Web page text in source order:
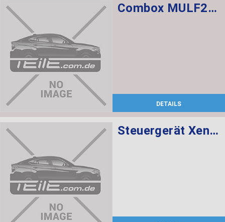
Combox MULF2 High Basis SVS
DETAILS
Steuergerät Xenon-Licht